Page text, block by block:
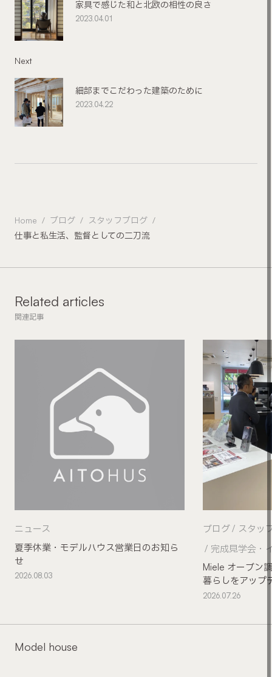
家具で感じた和と北欧の相性の良さ
2023.04.01
Next
細部までこだわった建築のために
2023.04.22
Home ブログ
スタッフブログ
仕事と私生活、監督としての二刀流
関連記事
Related articles
夏季休業・モデルハウス営業日のお知ら
せ
ニュース
2026.08.03
Miele オーブン
暮らしをアップ
ブログ
スタッ
完成見学会・
2026.07.26
Model house